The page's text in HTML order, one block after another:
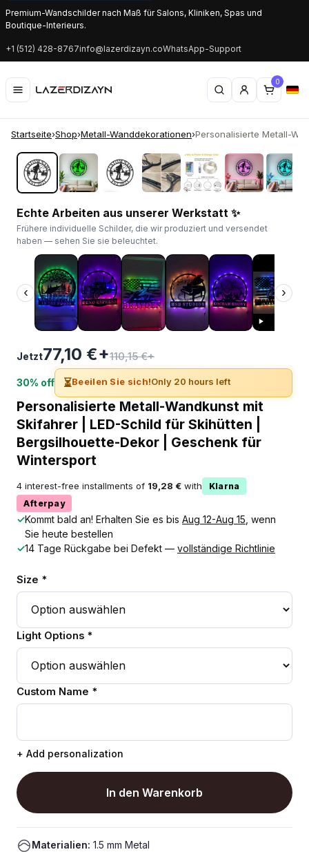
Premium-Wandschilder nach Maß für Salons, Kliniken, Spas und
Boutique-Interieurs.
+1 (512) 428-8767info@lazerdizayn.coWhatsApp-Support
0
Startseite›Shop›Metall-Wanddekorationen›Personalisierte Metall-
‹ ›
Echte Arbeiten aus unserer Werkstatt ✨
Frühere individuelle Schilder, die wir produziert und versendet
haben — sehen Sie sie beleuchtet.
‹ ›
Jetzt77,10 €+110,15 €+
30% off ⏳Beeilen Sie sich!Only 20 hours left
Personalisierte Metall-Wandkunst mit
Skifahrer | LED-Schild für Skihütten |
Bergsilhouette-Dekor | Geschenk für
Wintersport
4 interest-free installments of 19,28 € with
Klarna
Afterpay
✓Kommt bald an! Erhalten Sie es bis Aug 12-Aug 15 , wenn
Sie heute bestellen
✓14 Tage Rückgabe bei Defekt — vollständige Richtlinie
Size *
Light Options *
Custom Name *
+ Add personalization
In den Warenkorb
Materialien: 1.5 mm Metal